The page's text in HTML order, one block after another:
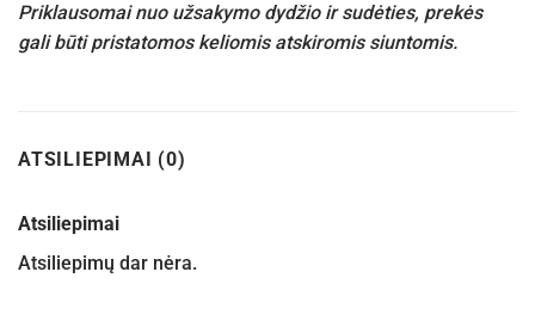
Priklausomai nuo užsakymo dydžio ir sudėties, prekės
gali būti pristatomos keliomis atskiromis siuntomis.
ATSILIEPIMAI (0)
Atsiliepimai
Atsiliepimų dar nėra.